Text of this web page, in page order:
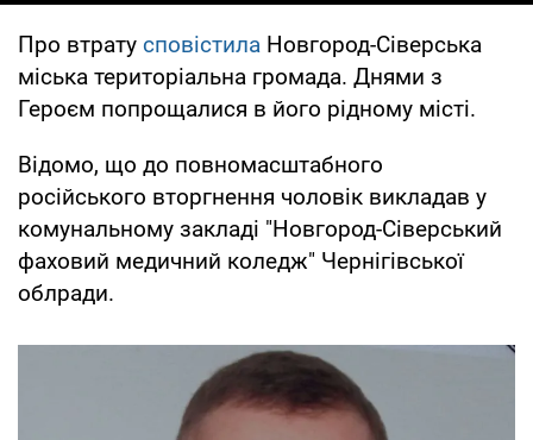
Про втрату сповістила Новгород-Сіверська
міська територіальна громада. Днями з
Героєм попрощалися в його рідному місті.
Відомо, що до повномасштабного
російського вторгнення чоловік викладав у
комунальному закладі "Новгород-Сіверський
фаховий медичний коледж" Чернігівської
облради.